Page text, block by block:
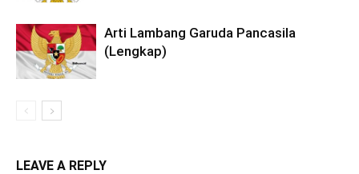
Arti Lambang Garuda Pancasila
(Lengkap)
LEAVE A REPLY